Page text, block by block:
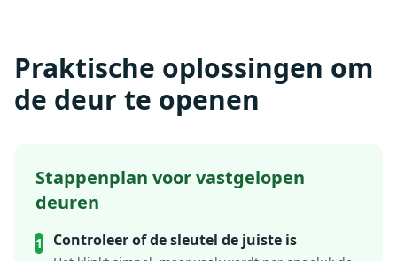
Praktische oplossingen om
de deur te openen
Stappenplan voor vastgelopen
deuren
1 Controleer of de sleutel de juiste is